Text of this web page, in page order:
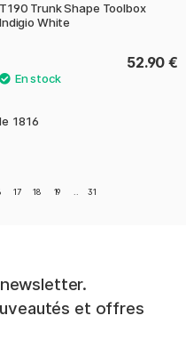
T190 Trunk Shape Toolbox
Indigio White
52.90 €
1816
17 18 19 31
et offres